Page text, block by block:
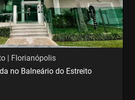
| Florianópolis
no Balneário do Estreito